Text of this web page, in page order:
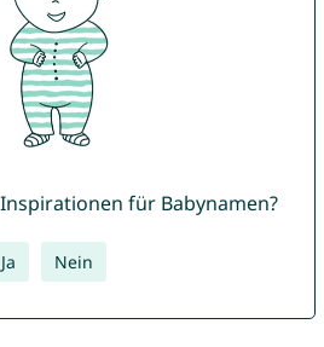
für Babynamen?
Ja Nein